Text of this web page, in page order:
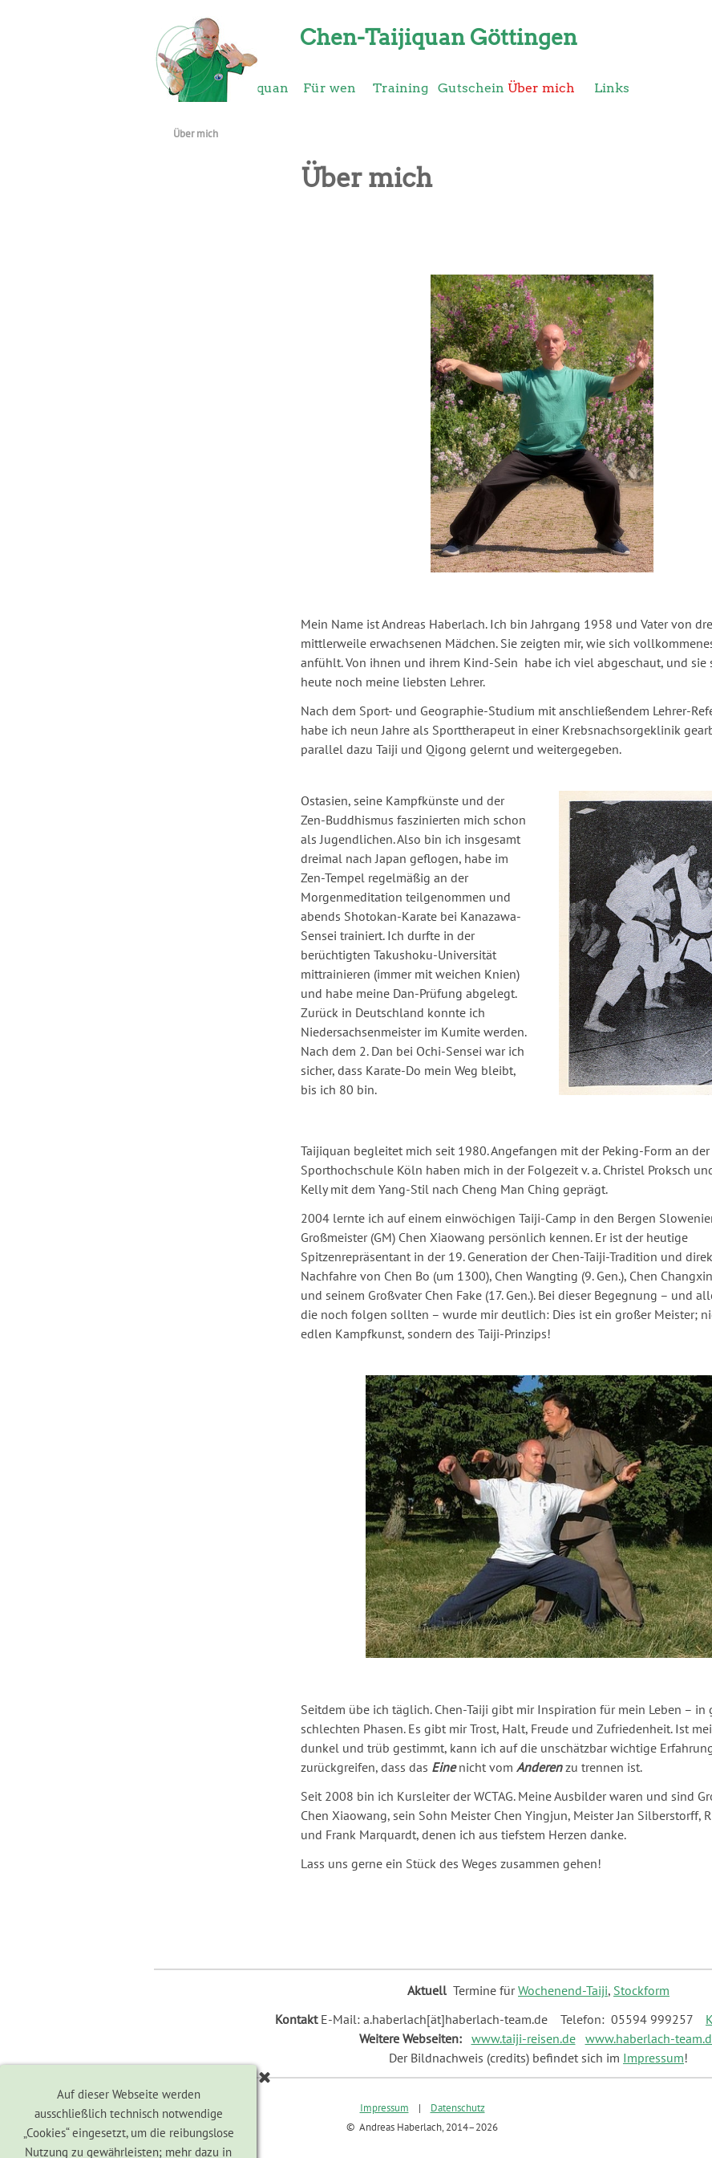
Auf dieser Webseite werden
ausschließlich technisch notwendige
„Cookies“ eingesetzt, um die reibungslose
Nutzung zu gewährleisten; mehr dazu in
Menü überspringen
Start Taijiquan Für wen Training ▼
Gutschein Über mich Links
Chen-Taijiquan Göttingen
Über mich
Über mich
Mein Name ist Andreas Haberlach. Ich bin Jahrgang 1958 und Vater von
mittlerweile erwachsenen Mädchen. Sie zeigten mir, wie sich
anfühlt. Von ihnen und ihrem Kind-Sein habe ich viel abgeschaut, und sie
heute noch meine liebsten Lehrer.
Nach dem Sport- und Geographie-Studium mit anschließendem Lehrer-
habe ich neun Jahre als Sporttherapeut in einer Krebsnachsorgeklinik
parallel dazu Taiji und Qigong gelernt und weitergegeben.
Ostasien, seine Kampfkünste und der
Zen-Buddhismus faszinierten mich schon
als Jugendlichen. Also bin ich insgesamt
dreimal nach Japan geflogen, habe im
Zen-Tempel regelmäßig an der
Morgenmeditation teilgenommen und
abends Shotokan-Karate bei Kanazawa-
Sensei trainiert. Ich durfte in der
berüchtigten Takushoku-Universität
mittrainieren (immer mit weichen Knien)
und habe meine Dan-Prüfung abgelegt.
Zurück in Deutschland konnte ich
Niedersachsenmeister im Kumite werden.
Nach dem 2. Dan bei Ochi-Sensei war ich
sicher, dass Karate-Do mein Weg bleibt,
bis ich 80 bin.
Taijiquan begleitet mich seit 1980. Angefangen mit der Peking-Form an der
Sporthochschule Köln haben mich in der Folgezeit v. a. Christel Proksch
Kelly mit dem Yang-Stil nach Cheng Man Ching geprägt.
2004 lernte ich auf einem einwöchigen Taiji-Camp in den Bergen
Großmeister (GM) Chen Xiaowang persönlich kennen. Er ist der heutige
Spitzenrepräsentant in der 19. Generation der Chen-Taiji-Tradition und
Nachfahre von Chen Bo (um 1300), Chen Wangting (9. Gen.), Chen
und seinem Großvater Chen Fake (17. Gen.). Bei dieser Begegnung – und
die noch folgen sollten – wurde mir deutlich: Dies ist ein großer Meister;
edlen Kampfkunst, sondern des Taiji-Prinzips!
Seitdem übe ich täglich. Chen-Taiji gibt mir Inspiration für mein Leben – in
schlechten Phasen. Es gibt mir Trost, Halt, Freude und Zufriedenheit. Ist
dunkel und trüb gestimmt, kann ich auf die unschätzbar wichtige
zurückgreifen, dass das Eine nicht vom Anderen zu trennen ist.
Seit 2008 bin ich Kursleiter der WCTAG. Meine Ausbilder waren und sind
Chen Xiaowang, sein Sohn Meister Chen Yingjun, Meister Jan Silberstorff,
und Frank Marquardt, denen ich aus tiefstem Herzen danke.
Lass uns gerne ein Stück des Weges zusammen gehen!
Aktuell Termine für Wochenend-Taiji, Stockform
KontaktE-Mail: a.haberlach[ät]haberlach-team.de Telefon: 05594 999257
Weitere Webseiten:
www.taiji-reisen.de
www.haberlach-
Der Bildnachweis (credits) befindet sich im Impressum!
Impressum | Datenschutz
© Andreas Haberlach, 2014–2026